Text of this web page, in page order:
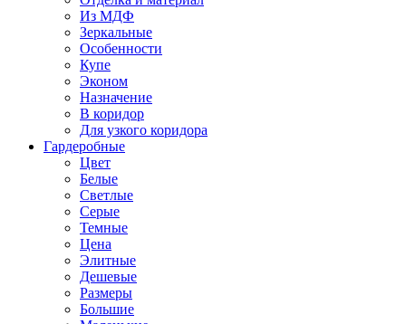
Из МДФ
Зеркальные
Особенности
Купе
Эконом
Назначение
В коридор
Для узкого коридора
Гардеробные
Цвет
Белые
Светлые
Серые
Темные
Цена
Элитные
Дешевые
Размеры
Большие